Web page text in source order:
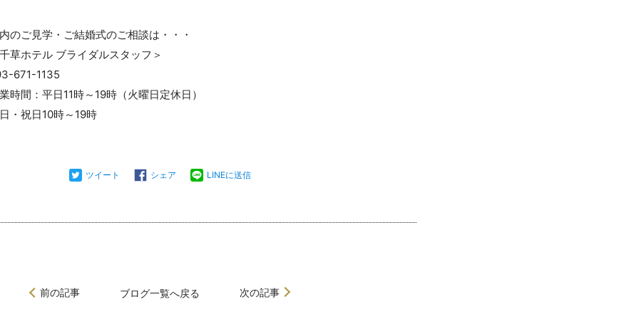
のご見学・ご結婚式のご相談は・・・
草ホテル ブライダルスタッフ＞
671-1135
時間：平日11時～19時（火曜日定休日）
・祝日10時～19時
ツイート シェア LINEに送信
前の記事 ブログ一覧へ戻る 次の記事